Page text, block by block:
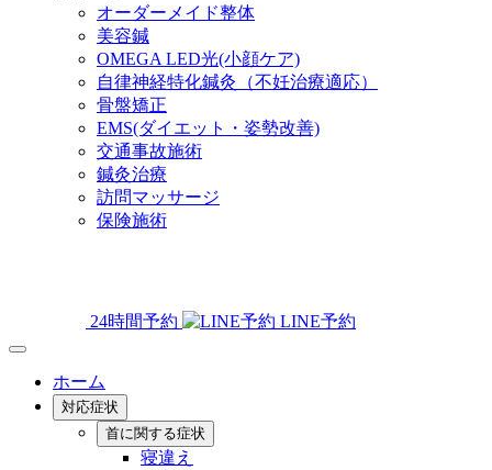
オーダーメイド整体
美容鍼
OMEGA LED光(小顔ケア)
自律神経特化鍼灸（不妊治療適応）
骨盤矯正
EMS(ダイエット・姿勢改善)
交通事故施術
鍼灸治療
訪問マッサージ
保険施術
24時間予約 LINE予約
ホーム
対応症状
首に関する症状
寝違え